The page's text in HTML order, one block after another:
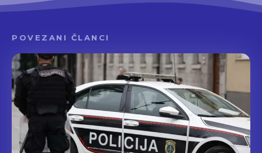
POVEZANI ČLANCI